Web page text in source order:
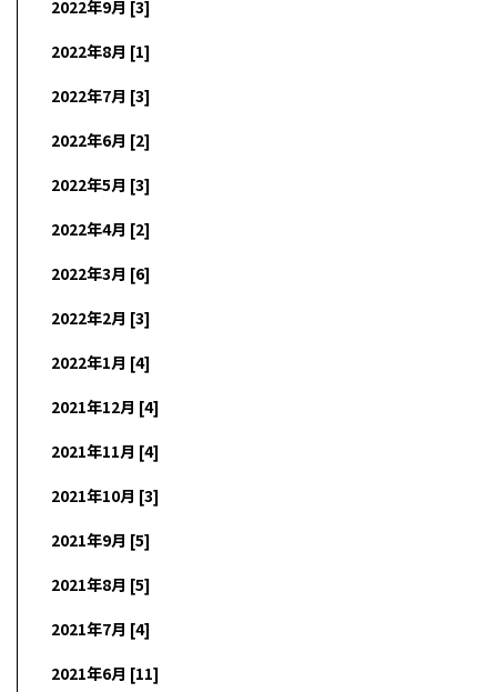
2022年9月 [3]
2022年8月 [1]
2022年7月 [3]
2022年6月 [2]
2022年5月 [3]
2022年4月 [2]
2022年3月 [6]
2022年2月 [3]
2022年1月 [4]
2021年12月 [4]
2021年11月 [4]
2021年10月 [3]
2021年9月 [5]
2021年8月 [5]
2021年7月 [4]
2021年6月 [11]